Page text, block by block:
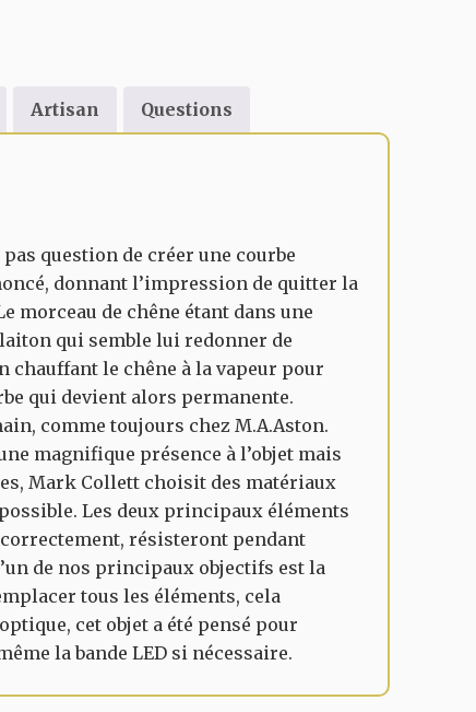
Artisan Questions
question de créer une courbe
donnant l’impression de quitter la
morceau de chêne étant dans une
qui semble lui redonner de
chauffant le chêne à la vapeur pour
qui devient alors permanente.
comme toujours chez M.A.Aston.
magnifique présence à l’objet mais
Mark Collett choisit des matériaux
Les deux principaux éléments
résisteront pendant
de nos principaux objectifs est la
tous les éléments, cela
cet objet a été pensé pour
la bande LED si nécessaire.